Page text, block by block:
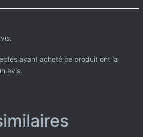
ayant acheté ce produit ont la
avis.